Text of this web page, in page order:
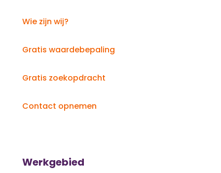
Wie zijn wij?
Gratis waardebepaling
Gratis zoekopdracht
Contact opnemen
Werkgebied